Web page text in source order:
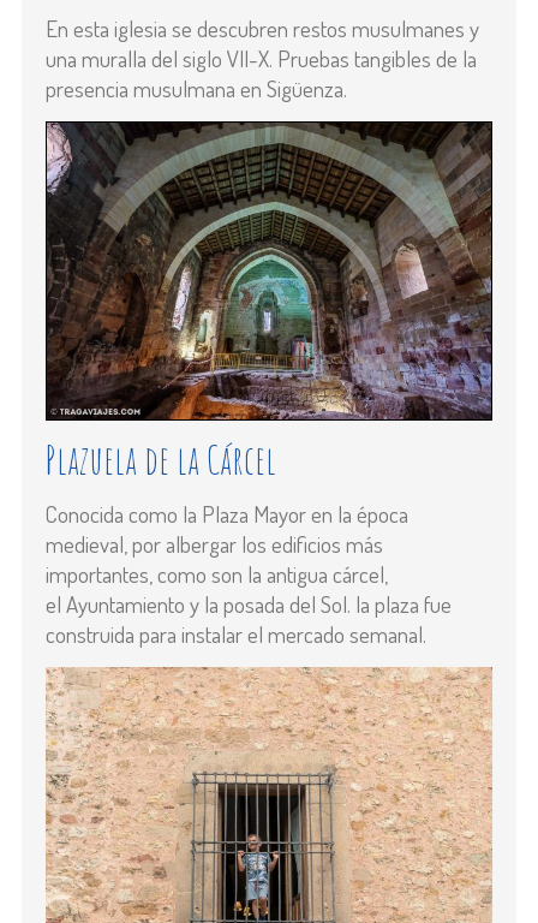
En esta iglesia se descubren restos musulmanes y
una muralla del siglo VII-X. Pruebas tangibles de la
presencia musulmana en Sigüenza.
Plazuela de la Cárcel
Conocida como la Plaza Mayor en la época
medieval, por albergar los edificios más
importantes, como son la antigua cárcel,
el Ayuntamiento y la posada del Sol. la plaza fue
construida para instalar el mercado semanal.